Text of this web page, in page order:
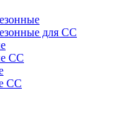
для СС
СС
СС